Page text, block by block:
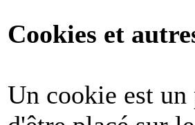
Cookies et
Un cookie est